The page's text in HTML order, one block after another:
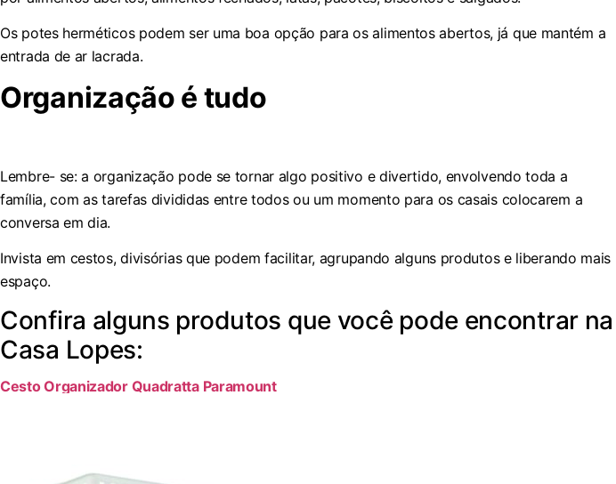
Os potes herméticos podem ser uma boa opção para os alimentos abertos, já que mantém a
entrada de ar lacrada.
Organização é tudo
Lembre- se: a organização pode se tornar algo positivo e divertido, envolvendo toda a
família, com as tarefas divididas entre todos ou um momento para os casais colocarem a
conversa em dia.
Invista em cestos, divisórias que podem facilitar, agrupando alguns produtos e liberando mais
espaço.
Confira alguns produtos que você pode encontrar na
Casa Lopes:
Cesto Organizador Quadratta Paramount